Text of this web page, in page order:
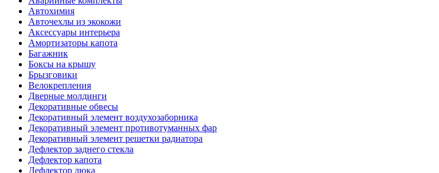
Автохимия
Авточехлы из экокожи
Аксессуары интерьера
Амортизаторы капота
Багажник
Боксы на крышу
Брызговики
Велокрепления
Дверные молдинги
Декоративные обвесы
Декоративный элемент воздухозаборника
Декоративный элемент противотуманных фар
Декоративный элемент решетки радиатора
Дефлектор заднего стекла
Дефлектор капота
Дефлектор люка